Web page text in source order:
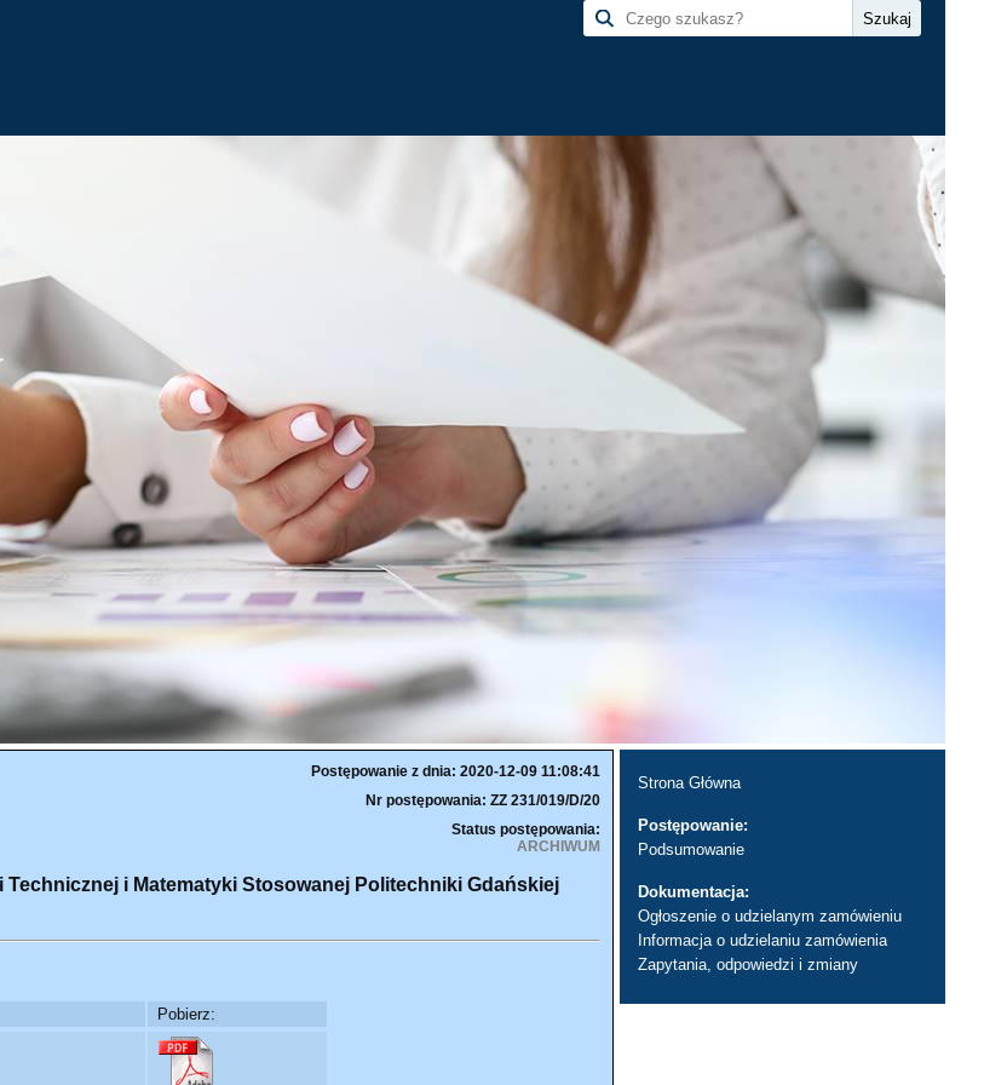
Postępowanie z dnia: 2020-12-09 11:08:41
Nr postępowania: ZZ 231/019/D/20
Status postępowania:
ARCHIWUM
i Matematyki Stosowanej Politechniki Gdańskiej
Pobierz:
Strona Główna
Postępowanie:
Podsumowanie
Dokumentacja:
Ogłoszenie o udzielanym zamówieniu
Informacja o udzielaniu zamówienia
Zapytania, odpowiedzi i zmiany